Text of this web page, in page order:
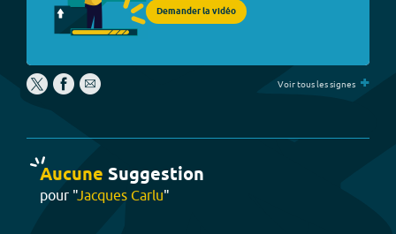
Demander la vidéo
Voir tous les signes +
Aucune Suggestion
pour "Jacques Carlu"